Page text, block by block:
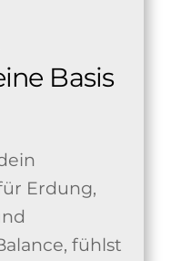
Basis
Erdung,
fühlst